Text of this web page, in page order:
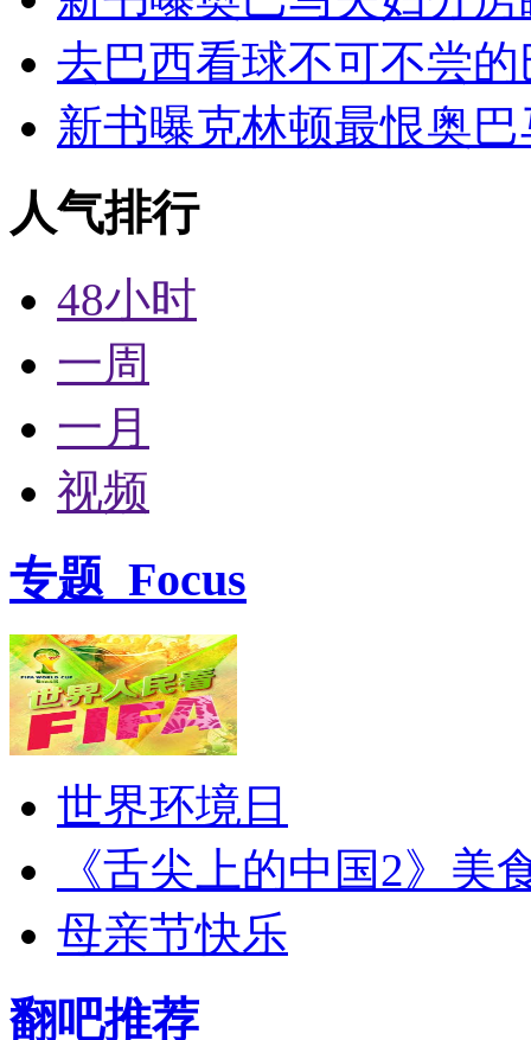
去巴西看球不可不尝
新书曝克林顿最恨奥
人气排行
48小时
一周
一月
视频
专题 Focus
世界环境日
《舌尖上的中国2》美
母亲节快乐
翻吧推荐